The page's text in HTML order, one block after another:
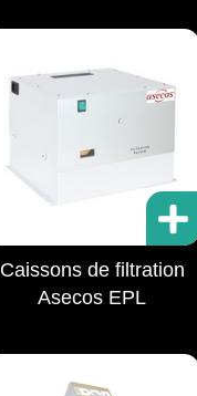
Caissons de filtration
Asecos EPL